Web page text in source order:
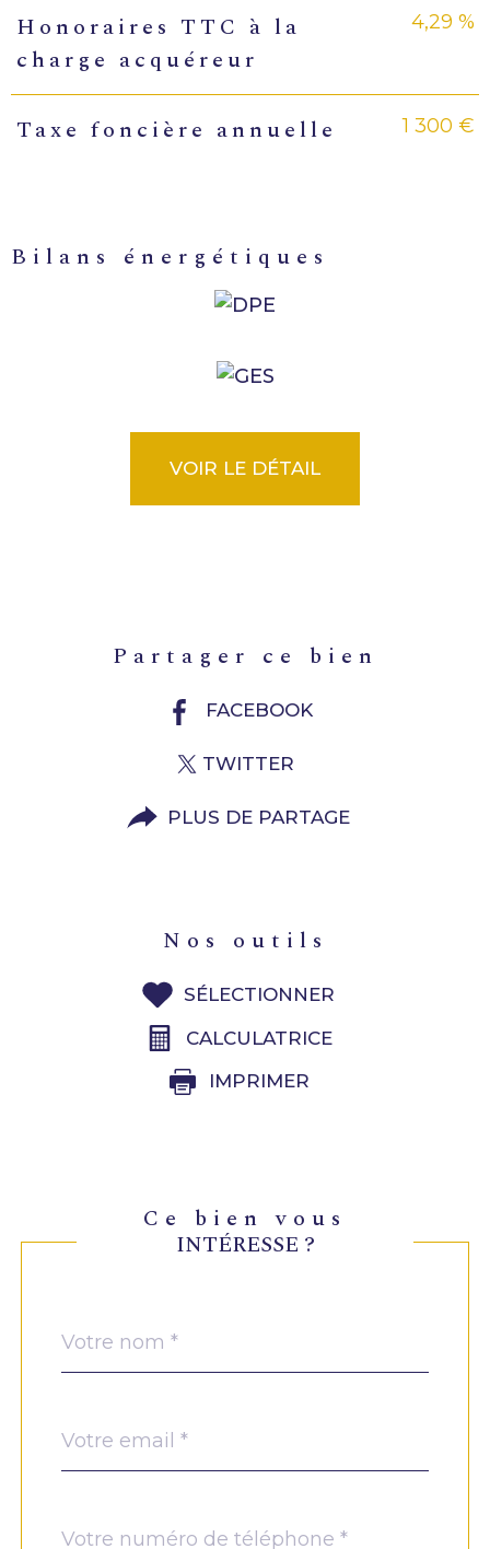
Honoraires TTC à la
charge acquéreur
4,29 %
Taxe foncière annuelle 1 300 €
bilans énergétiques
VOIR LE DÉTAIL
partager ce bien
FACEBOOK
TWITTER
PLUS DE PARTAGE
nos outils
SÉLECTIONNER
CALCULATRICE
IMPRIMER
ce bien vous
INTÉRESSE ?
par
*
*
*